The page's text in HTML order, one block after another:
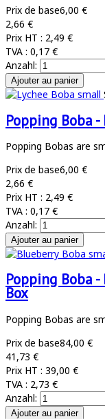
Prix de base6,00 €
2,66 €
Prix HT : 2,49 €
TVA : 0,17 €
Anzahl:
Popping Boba -
Popping Bobas are
Prix de base6,00 €
2,66 €
Prix HT : 2,49 €
TVA : 0,17 €
Anzahl:
Popping Boba
Box
Popping Bobas are
Prix de base84,00 €
41,73 €
Prix HT : 39,00 €
TVA : 2,73 €
Anzahl: